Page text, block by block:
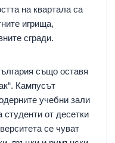
на квартала са
игрища,
сгради.
също оставя
Кампусът
учебни зали
от десетки
се чуват